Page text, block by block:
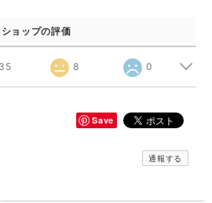
ショップの評価
8 0
Save
通報する